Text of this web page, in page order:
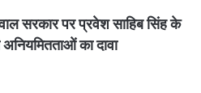
सरकार पर प्रवेश साहिब सिंह के
का दावा